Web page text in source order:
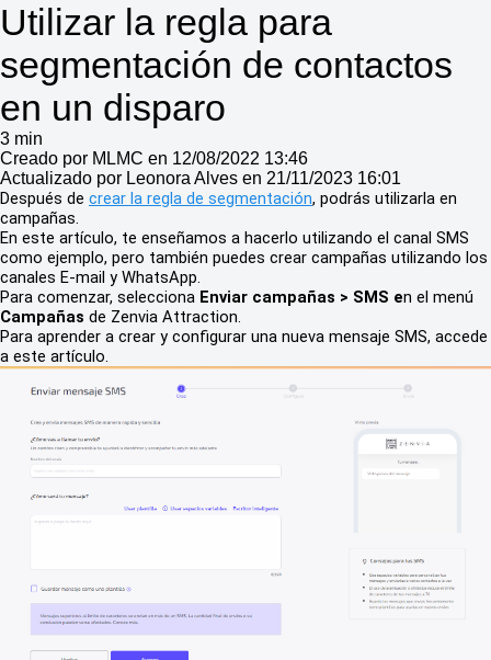
Utilizar la regla para
segmentación de contactos
en un disparo
3 min
Creado por MLMC en 12/08/2022 13:46
Actualizado por Leonora Alves en 21/11/2023 16:01
Después de crear la regla de segmentación, podrás utilizarla en
campañas.
En este artículo, te enseñamos a hacerlo utilizando el canal SMS
como ejemplo, pero también puedes crear campañas utilizando los
canales E-mail y WhatsApp.
Para comenzar, selecciona Enviar campañas > SMS en el menú
Campañas de Zenvia Attraction.
Para aprender a crear y configurar una nueva mensaje SMS, accede
a este artículo.